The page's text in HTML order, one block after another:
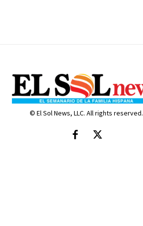
© El Sol News, LLC. All rights reserved.